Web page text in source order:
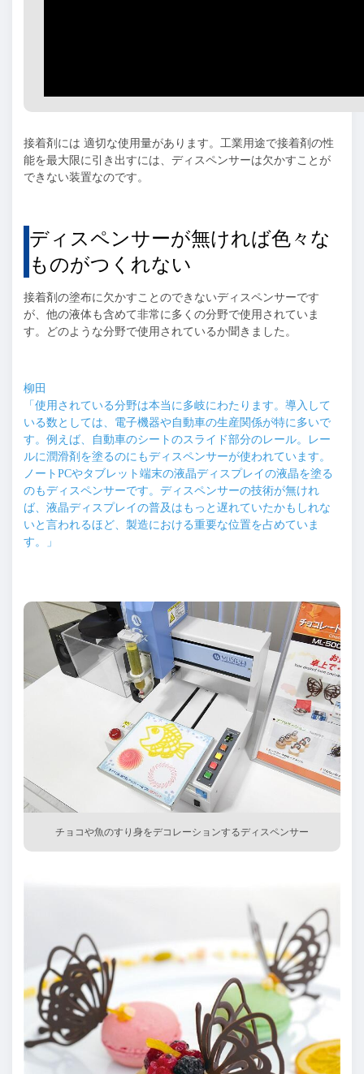
接着剤には 適切な使用量があります。工業用途で接着剤の性
能を最大限に引き出すには、ディスペンサーは欠かすことが
できない装置なのです。
ディスペンサーが無ければ色々な
ものがつくれない
接着剤の塗布に欠かすことのできないディスペンサーです
が、他の液体も含めて非常に多くの分野で使用されていま
す。どのような分野で使用されているか聞きました。
柳田
「使用されている分野は本当に多岐にわたります。導入して
いる数としては、電子機器や自動車の生産関係が特に多いで
す。例えば、自動車のシートのスライド部分のレール。レー
ルに潤滑剤を塗るのにもディスペンサーが使われています。
ノートPCやタブレット端末の液晶ディスプレイの液晶を塗る
のもディスペンサーです。ディスペンサーの技術が無けれ
ば、液晶ディスプレイの普及はもっと遅れていたかもしれな
いと言われるほど、製造における重要な位置を占めていま
す。」
チョコや魚のすり身をデコレーションするディスペンサー